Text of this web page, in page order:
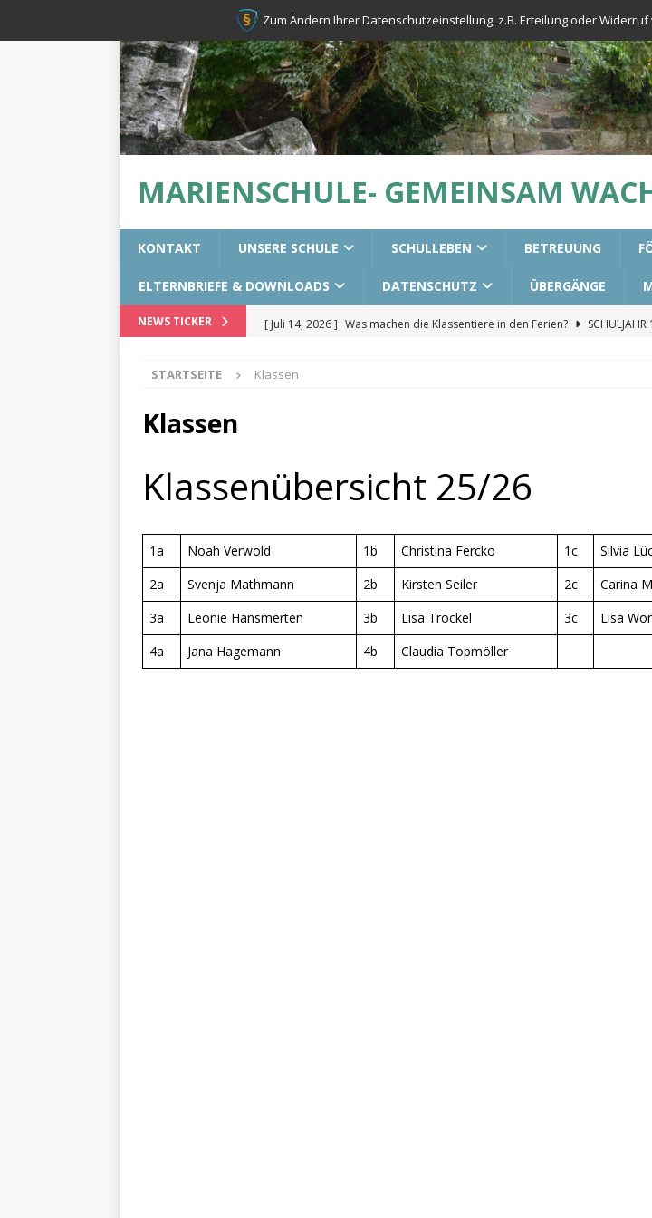
MARIENSCHULE- GEMEINSAM
KONTAKT UNSERE SCHULE SCHULLEBEN BETREUUNG
ELTERNBRIEFE & DOWNLOADS DATENSCHUTZ ÜBERGÄNGE
NEWS TICKER [ Juli 14, 2026 ] Was machen die Klassentiere in den Ferien?
[ Juni 28, 2026 ]
STARTSEITE Klassen
Klassen
Klassenübersicht 25/26
1a Noah Verwold 1b Christina Fercko 1c
Silvia
2a
Svenja Mathmann 2b Kirsten Seiler 2c
Carina
3a
Leonie Hansmerten 3b Lisa Trockel 3c
Lisa
4a
Jana Hagemann 4b Claudia Topmöller
Zum Ändern Ihrer Datenschutzeinstellung, z.B. Erteilung oder